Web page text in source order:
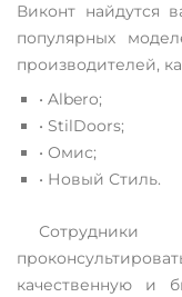
Виконт найдутся
популярных
производителей,
• Albero;
• StilDoors;
• Омис;
• Новый Стиль.
качественную и